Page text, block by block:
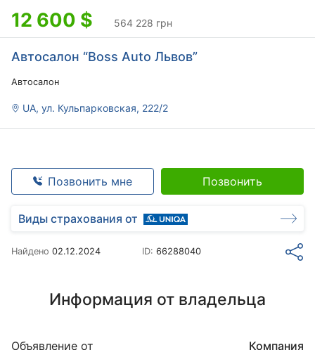
12 600 $ 564 228 грн
Автосалон “Boss Auto Львов”
Автосалон
UA, ул. Кульпарковская, 222/2
Позвонить мне Позвонить
Виды страхования от
Найдено 02.12.2024 ID:66288040
Информация от владельца
Объявление от
Компания